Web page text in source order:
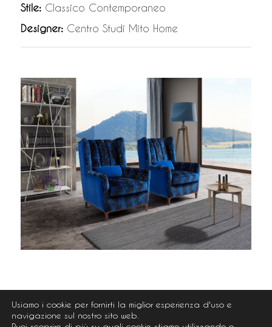
Stile: Classico Contemporaneo
Designer: Centro Studi Mito Home
Usiamo i cookie per fornirti la miglior esperienza d'uso e
navigazione sul nostro sito web.